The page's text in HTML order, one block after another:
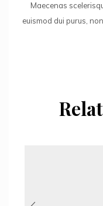
Maecenas
euismod dui purus,